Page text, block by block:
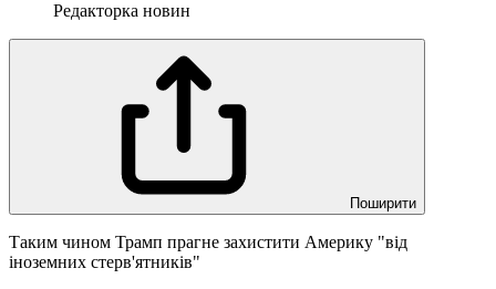
Редакторка новин
Поширити
Таким чином Трамп прагне захистити Америку "від
іноземних стерв'ятників"